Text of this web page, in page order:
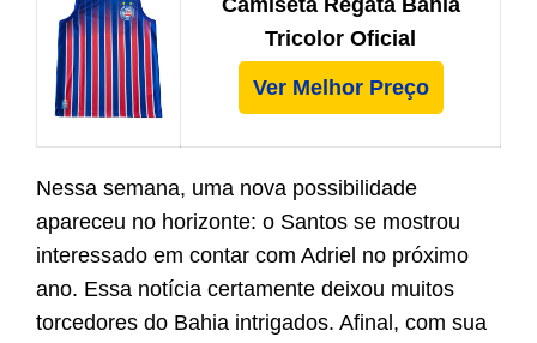
Camiseta Regata Bahia
Tricolor Oficial
Ver Melhor Preço
Nessa semana, uma nova possibilidade
apareceu no horizonte: o Santos se mostrou
interessado em contar com Adriel no próximo
ano. Essa notícia certamente deixou muitos
torcedores do Bahia intrigados. Afinal, com sua